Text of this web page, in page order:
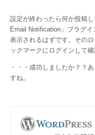
設定が終わったら何か投稿
Email Notification」プラグ
表示されるはずです。その
ックマークにログインして
・・・成功しましたか？？
すね。